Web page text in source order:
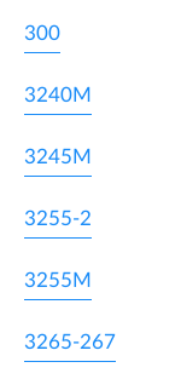
300
3240M
3245M
3255-2
3255M
3265-267